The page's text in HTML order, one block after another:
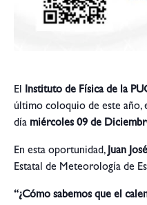
El Instituto de Física de la
último coloquio de este año,
día miércoles 09 de
En esta oportunidad, Juan
Estatal de Meteorología de
“¿Cómo sabemos que el